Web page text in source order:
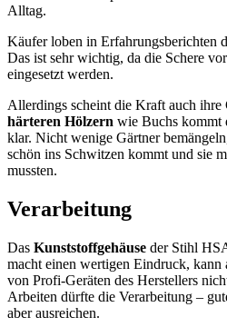
Alltag.
Käufer loben in Erfahrungsberichten
Das ist sehr wichtig, da die Schere
eingesetzt werden.
Allerdings scheint die Kraft auch ihre
härteren Hölzern wie Buchs kommt
klar. Nicht wenige Gärtner
schön ins Schwitzen kommt und sie
mussten.
Verarbeitung
Das Kunststoffgehäuse der Stihl
macht einen wertigen Eindruck, kann
von Profi-Geräten des Herstellers
Arbeiten dürfte die Verarbeitung –
aber ausreichen.